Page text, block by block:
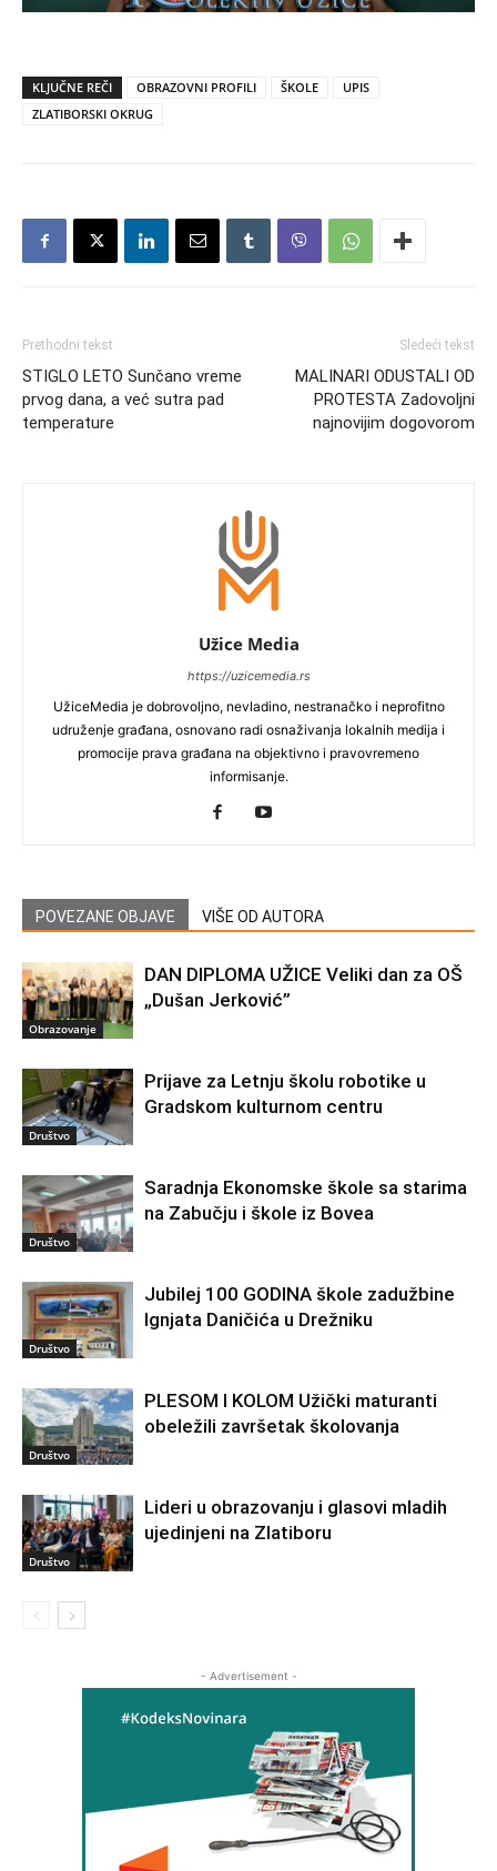
KLJUČNE REČI OBRAZOVNI PROFILI ŠKOLE
UPIS
ZLATIBORSKI OKRUG
Prethodni tekst
STIGLO LETO Sunčano vreme
prvog dana, a već sutra pad
temperature
Sledeći tekst
MALINARI ODUSTALI OD
PROTESTA Zadovoljni
najnovijim dogovorom
Užice Media
https://uzicemedia.rs
UžiceMedia je dobrovoljno, nevladino, nestranačko i neprofitno
udruženje građana, osnovano radi osnaživanja lokalnih medija i
promocije prava građana na objektivno i pravovremeno
informisanje.
POVEZANE OBJAVE VIŠE OD AUTORA
Obrazovanje
DAN DIPLOMA UŽICE Veliki dan za OŠ
„Dušan Jerković”
Društvo
Prijave za Letnju školu robotike u
Gradskom kulturnom centru
Društvo
Saradnja Ekonomske škole sa starima
na Zabučju i škole iz Bovea
Društvo
Jubilej 100 GODINA škole zadužbine
Ignjata Daničića u Drežniku
Društvo
PLESOM I KOLOM Užički maturanti
obeležili završetak školovanja
Društvo
Lideri u obrazovanju i glasovi mladih
ujedinjeni na Zlatiboru
- Advertisement -